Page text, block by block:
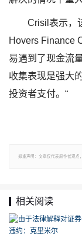
Crisil表示，
Hovers Finance
易遇到了现金流
收集表现是强大
投资者支付。“
郑重声明：文章仅代表原作者观点
相关阅读